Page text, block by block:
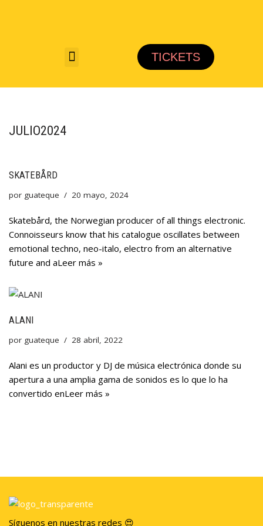
TICKETS
JULIO2024
SKATEBÅRD
por guateque 20 mayo, 2024
Skatebård, the Norwegian producer of all things electronic.
Connoisseurs know that his catalogue oscillates between
emotional techno, neo-italo, electro from an alternative
future and aLeer más »
ALANI
por guateque 28 abril, 2022
Alani es un productor y DJ de música electrónica donde su
apertura a una amplia gama de sonidos es lo que lo ha
convertido enLeer más »
Síguenos en nuestras redes 😍